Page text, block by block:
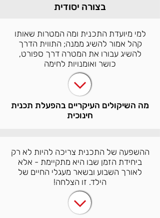
בצורה יסודית
למי מיועדת התכנית ומה המטרות שאותו
קהל אמור להשיג ממנה; התווית הדרך
להשיג עבורו את המטרה דרך ספורט,
כושר ואומנויות לחימה
מה השיקולים העיקריים בהפעלת תכנית
חינוכית
ההשפעה של התכנית צריכה להיות לא רק
ביחידת הזמן שבו היא מתקיימת - אלא
לאורך השבוע ובשאר מעגלי החיים של
הילד. זו הצלחה!